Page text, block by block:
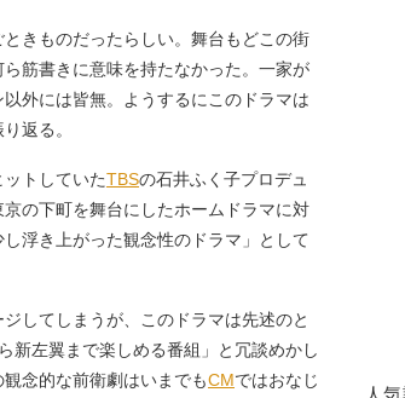
きものだったらしい。舞台もどこの街
筋書きに意味を持たなかった。一家が
外には皆無。ようするにこのドラマは
返る。
トしていたTBSの石井ふく子プロデュ
の下町を舞台にしたホームドラマに対
浮き上がった観念性のドラマ」として
してしまうが、このドラマは先述のと
新左翼まで楽しめる番組」と冗談めかし
念的な前衛劇はいまでもCMではおなじ